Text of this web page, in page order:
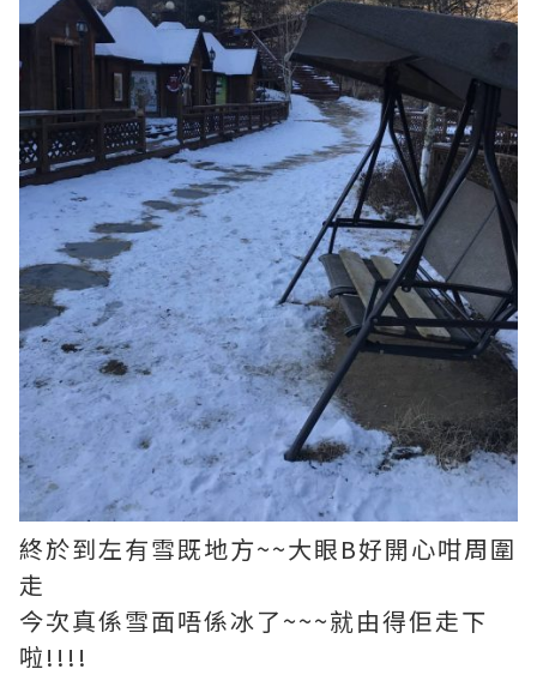
終於到左有雪既地方~~大眼B好開心咁周圍
走
今次真係雪面唔係冰了~~~就由得佢走下
啦!!!!